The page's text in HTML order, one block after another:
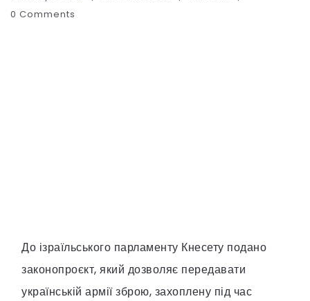
0 Comments
До ізраїльського парламенту Кнесету подано
законопроєкт, який дозволяє передавати
українській армії зброю, захоплену під час